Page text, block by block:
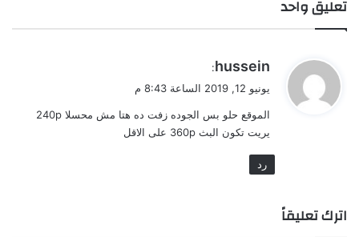
تعليق واحد
ي
ل
hussein
:
يونيو 12, 2019 الساعة 8:43 م
الموقع حلو بس الجوده زفت ده هتا مش محسلا 240p
يريت تكون البث 360p على الاقل
رد
اترك تعليقاً